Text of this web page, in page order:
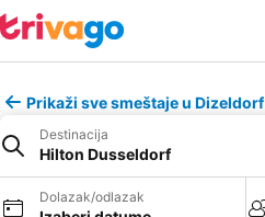
Prikaži sve smeštaje u Dizeldorf
Destinacija
Hilton Dusseldorf
Dolazak/odlazak